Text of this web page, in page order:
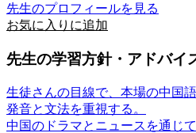
先生のプロフィールを見る
お気に入りに追加
先生の学習方針・アドバイ
生徒さんの目線で、本場の中国
発音と文法を重視する。
中国のドラマとニュースを通じ